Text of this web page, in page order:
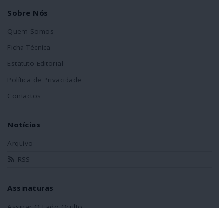
Sobre Nós
Quem Somos
Ficha Técnica
Estatuto Editorial
Política de Privacidade
Contactos
Notícias
Arquivo
RSS
Assinaturas